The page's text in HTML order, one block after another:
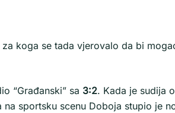
za koga se tada vjerovalo da bi
“Građanski” sa 3:2. Kada je sudija
sportsku scenu Doboja stupio je